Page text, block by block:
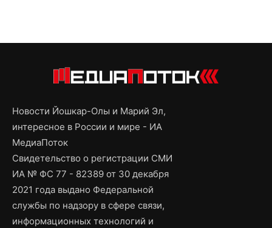
Новости Йошкар-Олы и Марий Эл,
интересное в России и мире - ИА
МедиаПоток
Свидетельство о регистрации СМИ
ИА № ФС 77 - 82389 от 30 декабря
2021 года выдано Федеральной
службы по надзору в сфере связи,
информационных технологий и